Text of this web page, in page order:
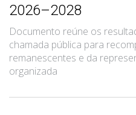
2026–2028
Documento reúne os
chamada pública para
remanescentes e da
organizada